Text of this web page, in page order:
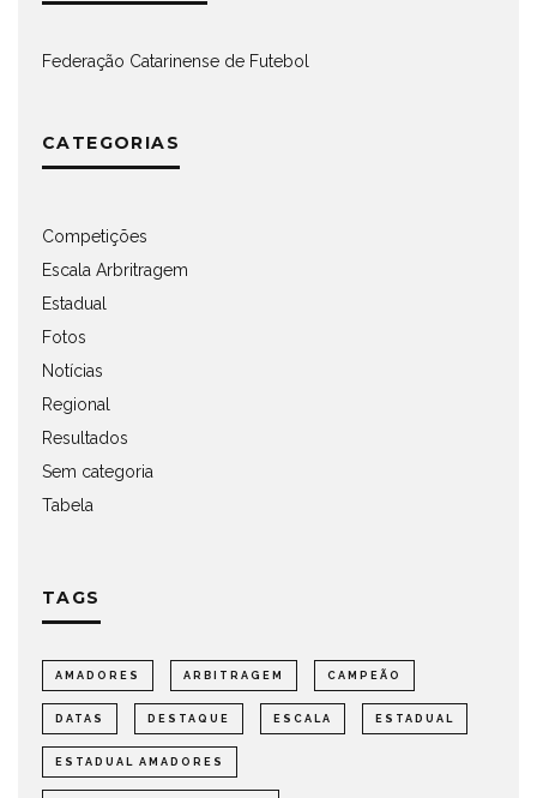
Federação Catarinense de Futebol
CATEGORIAS
Competições
Escala Arbritragem
Estadual
Fotos
Notícias
Regional
Resultados
Sem categoria
Tabela
TAGS
AMADORES ARBITRAGEM CAMPEÃO
DATAS DESTAQUE ESCALA ESTADUAL
ESTADUAL AMADORES